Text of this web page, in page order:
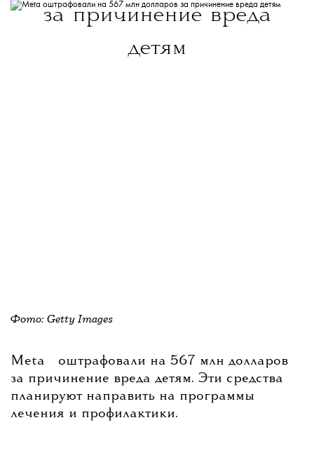
за причинение вреда
детям
Фото: Getty Images
Meta
оштрафовали на 567 млн долларов
за причинение вреда детям. Эти средства
планируют направить на программы
лечения и профилактики.